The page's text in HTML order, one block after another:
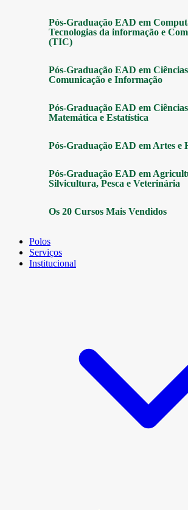
Pós-Graduação EAD em
Tecnologias da informação e
(TIC)
Pós-Graduação EAD em
Comunicação e Informação
Pós-Graduação EAD em
Matemática e Estatística
Pós-Graduação EAD em Artes e
Pós-Graduação EAD em
Silvicultura, Pesca e Veterinária
Os 20 Cursos Mais Vendidos
Polos
Serviços
Institucional